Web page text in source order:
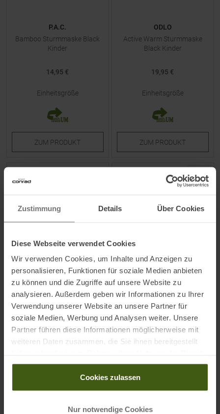
Zustimmung Details Über Cookies
Diese Webseite verwendet Cookies
Wir verwenden Cookies, um Inhalte und Anzeigen zu
personalisieren, Funktionen für soziale Medien anbieten
zu können und die Zugriffe auf unsere Website zu
analysieren. Außerdem geben wir Informationen zu Ihrer
Verwendung unserer Website an unsere Partner für
soziale Medien, Werbung und Analysen weiter. Unsere
Partner führen diese Informationen möglicherweise mit
weiteren Daten zusammen, die Sie ihnen bereitgestellt
gesammelt haben.
Cookies zulassen
Nur notwendige Cookies
P.A.C.
Bamboo Sturmmaske Black
Kinder
14,95 €
Einheitsgröße
ZUM PRODUKT
ODLO
Active Warm Sturmmaske
Black Kinder
19,95 €
Einheitsgröße
ZUM PRODUKT
DEVOLD
Breeze Merino Sturmmaske
Ink Kinder
31,95 €
Verfügbare Größen:
S | M
PRODUKT
VAUDE
Najun Sturmmaske Dark Iris
Damen
UVP44,95 €
22,45 €
Einheitsgröße
ZUM
-50%